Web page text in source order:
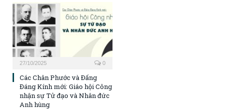
27/10/2025 0
Các Chân Phước và Đấng
Đáng Kính mới: Giáo hội Công
nhận sự Tử đạo và Nhân đức
Anh hùng